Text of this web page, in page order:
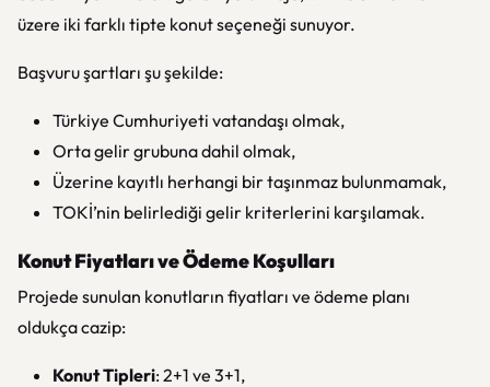
üzere iki farklı tipte konut seçeneği sunuyor.
Başvuru şartları şu şekilde:
Türkiye Cumhuriyeti vatandaşı olmak,
Orta gelir grubuna dahil olmak,
Üzerine kayıtlı herhangi bir taşınmaz bulunmamak,
TOKİ’nin belirlediği gelir kriterlerini karşılamak.
Konut Fiyatları ve Ödeme Koşulları
Projede sunulan konutların fiyatları ve ödeme planı
oldukça cazip:
Konut Tipleri: 2+1 ve 3+1,